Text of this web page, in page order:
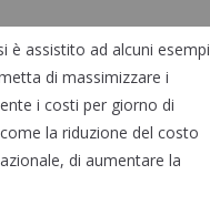
è assistito ad alcuni esempi
di massimizzare i
i costi per giorno di
la riduzione del costo
di aumentare la